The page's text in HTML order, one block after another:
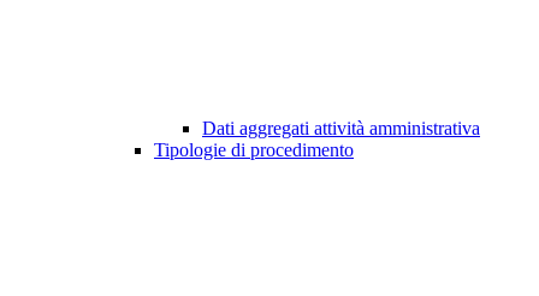
Dati aggregati attività amministrativa
Tipologie di procedimento